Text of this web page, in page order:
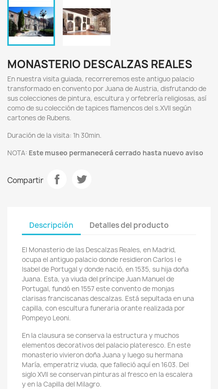
MONASTERIO DESCALZAS REALES
En nuestra visita guiada, recorreremos este antiguo palacio
transformado en convento por Juana de Austria, disfrutando de
sus colecciones de pintura, escultura y orfebrería religiosas, así
como de su colección de tapices flamencos del s.XVII según
cartones de Rubens.
Duración de la visita: 1h 30min.
NOTA: Este museo permanecerá cerrado hasta nuevo aviso
Compartir
Descripción Detalles del producto
El Monasterio de las Descalzas Reales, en Madrid,
ocupa el antiguo palacio donde residieron Carlos I e
Isabel de Portugal y donde nació, en 1535, su hija doña
Juana. Esta, ya viuda del príncipe Juan Manuel de
Portugal, fundó en 1557 este convento de monjas
clarisas franciscanas descalzas. Está sepultada en una
capilla, con escultura funeraria orante realizada por
Pompeyo Leoni.
En la clausura se conserva la estructura y muchos
elementos decorativos del palacio plateresco. En este
monasterio vivieron doña Juana y luego su hermana
María, emperatriz viuda, que falleció aquí en 1603. Del
siglo XVII se conservan pinturas al fresco en la escalera
y en la Capilla del Milagro.